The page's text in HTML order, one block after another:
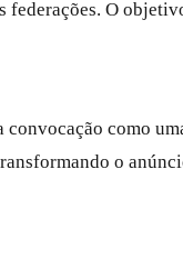
O
como
o